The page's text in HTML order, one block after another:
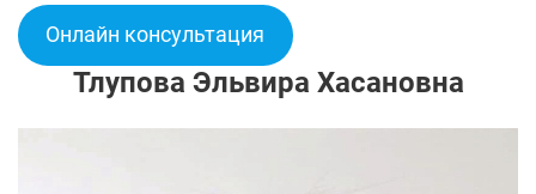
Онлайн консультация
Тлупова Эльвира Хасановна